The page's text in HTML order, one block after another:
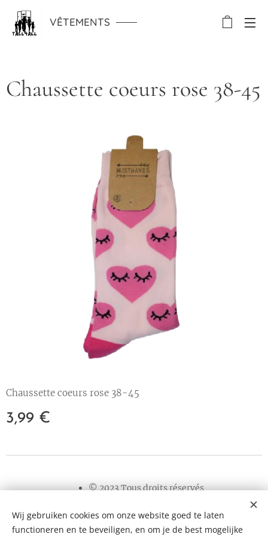
VÊTEMENTS
Chaussette coeurs rose 38-45
Chaussette coeurs rose 38-45
3,99 €
© 2023 Tous droits réservés
Cookies
Wij gebruiken cookies om onze website goed te laten
functioneren en te beveiligen, en om je de best mogelijke